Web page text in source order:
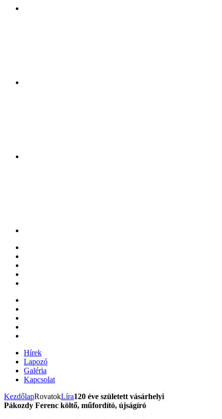
Hírek
Lapozó
Galéria
Kapcsolat
KezdőlapRovatokLíra120 éve született vásárhelyi
Pákozdy Ferenc költő, műfordító, újságíró